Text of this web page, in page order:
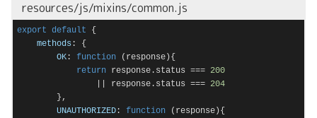
resources/js/mixins/common.js
export default {
methods : {
OK : function ( response){
return response.status === 200
                || response.status ===
204
        },
UNAUTHORIZED : function ( response){